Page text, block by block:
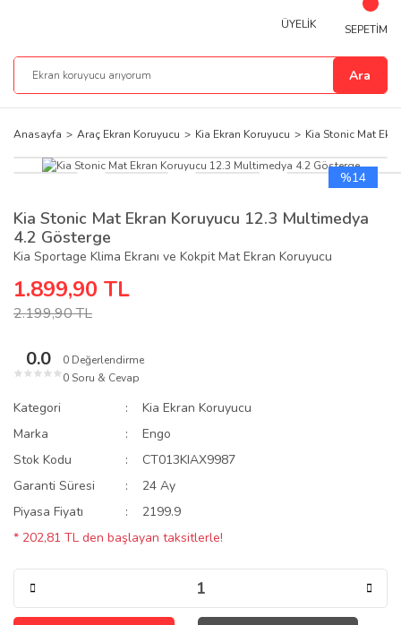
Ara
ÜYELİK SEPETİM
Anasayfa Araç Ekran Koruyucu Kia Ekran Koruyucu Kia Stonic Mat
%14
Kia Stonic Mat Ekran Koruyucu 12.3 Multimedya
4.2 Gösterge
Kia Sportage Klima Ekranı ve Kokpit Mat Ekran Koruyucu
1.899,90 TL
2.199,90 TL
0.0
★ ★ ★ ★ ★
0 Değerlendirme
0 Soru & Cevap
Kategori
Kia Ekran Koruyucu
Marka
Engo
Stok Kodu
CT013KIAX9987
Garanti Süresi
24 Ay
Piyasa Fiyatı
2199.9
* 202,81 TL den başlayan taksitlerle!